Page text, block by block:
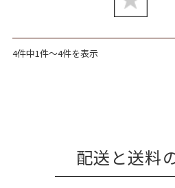
4件中1件～4件を表示
配送と送料